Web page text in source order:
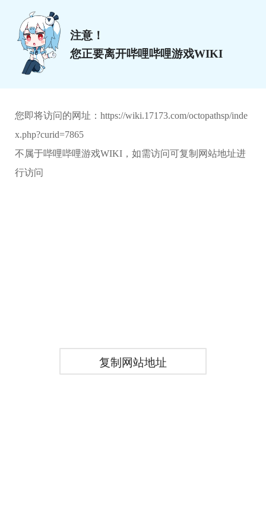
注意！
您正要离开哔哩哔哩游戏WIKI
您即将访问的网址： https://wiki.17173.com/octopathsp/inde
x.php?curid=7865
不属于哔哩哔哩游戏WIKI，如需访问可复制网站地址进
行访问
复制网站地址